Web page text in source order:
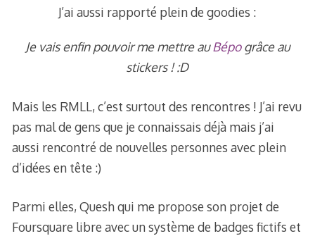
J’ai aussi rapporté plein de goodies :
Je vais enfin pouvoir me mettre auBépogrâce au
stickers ! :D
Mais les RMLL, c’est surtout des rencontres ! J’ai revu
pas mal de gens que je connaissais déjà mais j’ai
aussi rencontré de nouvelles personnes avec plein
d’idées en tête :)
Parmi elles, Quesh qui me propose son projet de
Foursquare libre avec un système de badges fictifs et